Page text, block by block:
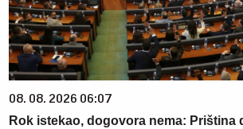
08. 08. 2026 06:07
Rok istekao, dogovora nema: Priština